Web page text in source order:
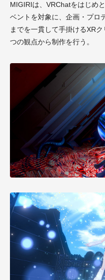
MIGIRIは、VRChatをはじめ
ベントを対象に、企画・プロ
までを一貫して手掛けるXR
つの観点から制作を行う。